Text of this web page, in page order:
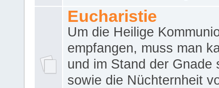
Eucharistie
Um die Heilige
empfangen, muss man
und im Stand der Gnade
sowie die Nüchternheit